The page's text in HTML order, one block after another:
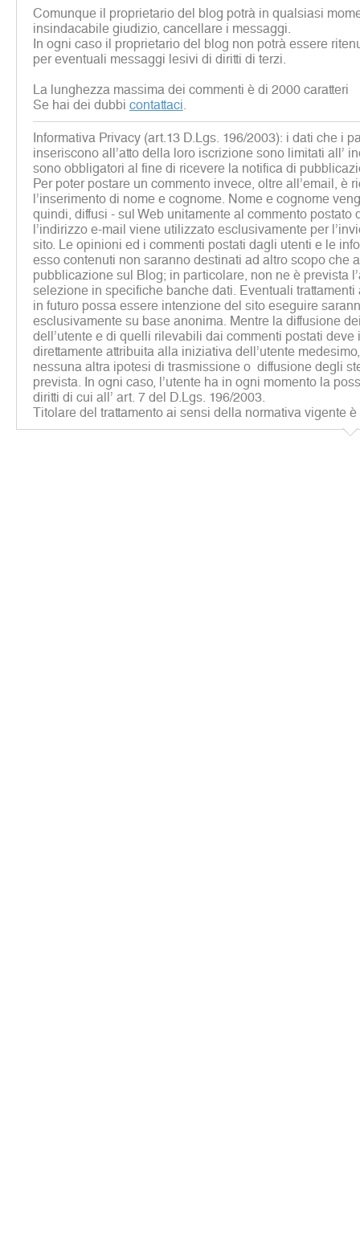
Comunque il proprietario del blog potrà in qualsiasi
insindacabile giudizio, cancellare i messaggi.
In ogni caso il proprietario del blog non potrà essere
per eventuali messaggi lesivi di diritti di terzi.
La lunghezza massima dei commenti è di 2000 caratteri
Se hai dei dubbi contattaci.
Informativa Privacy (art.13 D.Lgs. 196/2003): i dati che i
inseriscono all’atto della loro iscrizione sono limitati all’
sono obbligatori al fine di ricevere la notifica di
Per poter postare un commento invece, oltre all’email, è
l’inserimento di nome e cognome. Nome e cognome
quindi, diffusi - sul Web unitamente al commento postato
l’indirizzo e-mail viene utilizzato esclusivamente per
sito. Le opinioni ed i commenti postati dagli utenti e le
esso contenuti non saranno destinati ad altro scopo che
pubblicazione sul Blog; in particolare, non ne è prevista
selezione in specifiche banche dati. Eventuali trattamenti
in futuro possa essere intenzione del sito eseguire
esclusivamente su base anonima. Mentre la diffusione
dell’utente e di quelli rilevabili dai commenti postati deve
direttamente attribuita alla iniziativa dell’utente
nessuna altra ipotesi di trasmissione o diffusione degli
prevista. In ogni caso, l’utente ha in ogni momento la
diritti di cui all’ art. 7 del D.Lgs. 196/2003.
Titolare del trattamento ai sensi della normativa vigente